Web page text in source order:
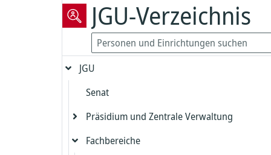
JGU-Verzeichnis
JGU
Senat
Präsidium und Zentrale Verwaltung
Präsident
Fachbereiche